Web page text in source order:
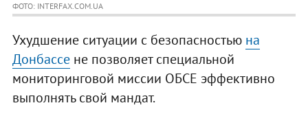
ФОТО: INTERFAX.COM.UA
Ухудшение ситуации с безопасностью на
Донбассене позволяет специальной
мониторинговой миссии ОБСЕ эффективно
выполнять свой мандат.